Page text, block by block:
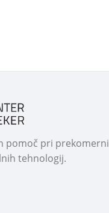
pomoč pri prekomerni
tehnologij.